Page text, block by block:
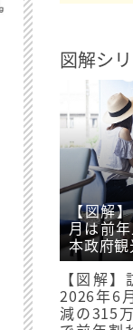
図解シ
【図解
月は前
本政府観
【図解】
2026年6
減の315